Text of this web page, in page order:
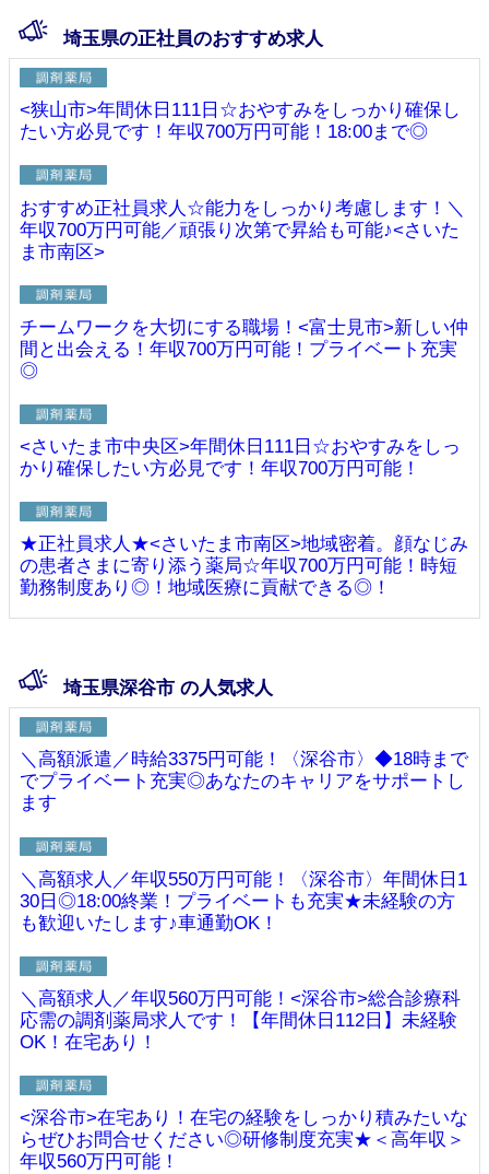
埼玉県の正社員のおすすめ求人
<狭山市>年間休日111日☆おやすみをしっかり確保し
たい方必見です！年収700万円可能！18:00まで◎
おすすめ正社員求人☆能力をしっかり考慮します！＼
年収700万円可能／頑張り次第で昇給も可能♪<さいた
ま市南区>
チームワークを大切にする職場！<富士見市>新しい仲
間と出会える！年収700万円可能！プライベート充実
◎
<さいたま市中央区>年間休日111日☆おやすみをしっ
かり確保したい方必見です！年収700万円可能！
★正社員求人★<さいたま市南区>地域密着。顔なじみ
の患者さまに寄り添う薬局☆年収700万円可能！時短
勤務制度あり◎！地域医療に貢献できる◎！
埼玉県深谷市 の人気求人
＼高額派遣／時給3375円可能！〈深谷市〉◆18時まで
でプライベート充実◎あなたのキャリアをサポートし
ます
＼高額求人／年収550万円可能！〈深谷市〉年間休日1
30日◎18:00終業！プライベートも充実★未経験の方
も歓迎いたします♪車通勤OK！
＼高額求人／年収560万円可能！<深谷市>総合診療科
応需の調剤薬局求人です！【年間休日112日】未経験
OK！在宅あり！
<深谷市>在宅あり！在宅の経験をしっかり積みたいな
らぜひお問合せください◎研修制度充実★＜高年収＞
年収560万円可能！